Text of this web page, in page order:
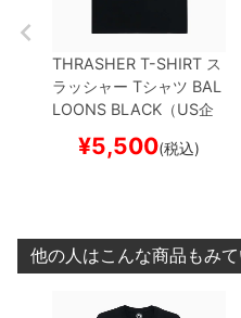
THRASHER T-SHIRT ス
ラッシャー Tシャツ BAL
LOONS BLACK（US企
ケボー
¥5,500(税込)
他の人はこんな商品もみ